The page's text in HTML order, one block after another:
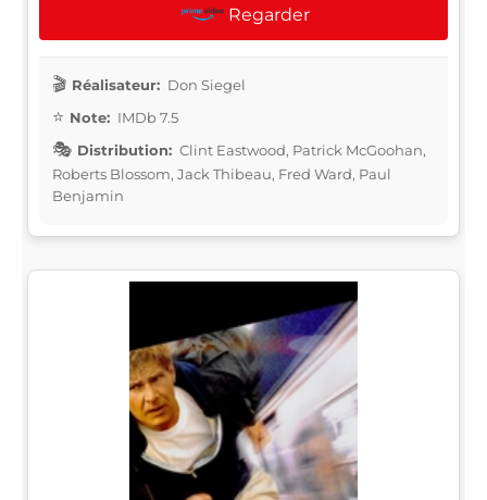
Regarder
Réalisateur: Don Siegel
Note: IMDb 7.5
Distribution: Clint Eastwood, Patrick McGoohan,
Roberts Blossom, Jack Thibeau, Fred Ward, Paul
Benjamin